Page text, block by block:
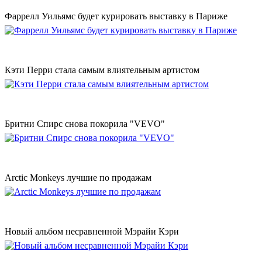
Фаррелл Уильямс будет курировать выставку в Париже
Кэти Перри стала самым влиятельным артистом
Бритни Спирс снова покорила "VEVO"
Аrctic Monkeys лучшие по продажам
Новый альбом несравненной Мэрайи Кэри